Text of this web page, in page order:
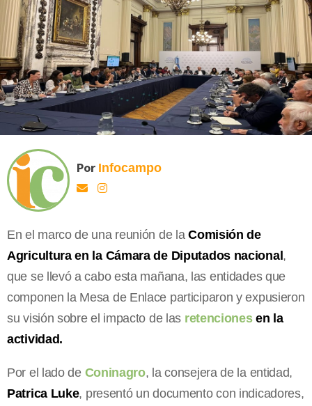
Por Infocampo
En el marco de una reunión de la Comisión de
Agricultura en la Cámara de Diputados nacional,
que se llevó a cabo esta mañana, las entidades que
componen la Mesa de Enlace participaron y expusieron
su visión sobre el impacto de las retenciones en la
actividad.
Por el lado de Coninagro, la consejera de la entidad,
Patrica Luke, presentó un documento con indicadores,